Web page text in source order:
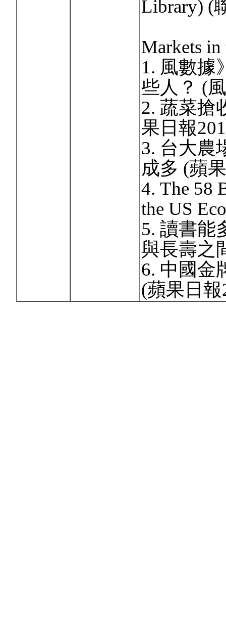
Library) (
Markets
1. 風數據
些人？ (
2. 蔬菜搶
果日報
3. 台大農
成多 (蘋
4. The 58
the US
5. 讀書能
與長壽之
6. 中國金
(蘋果日